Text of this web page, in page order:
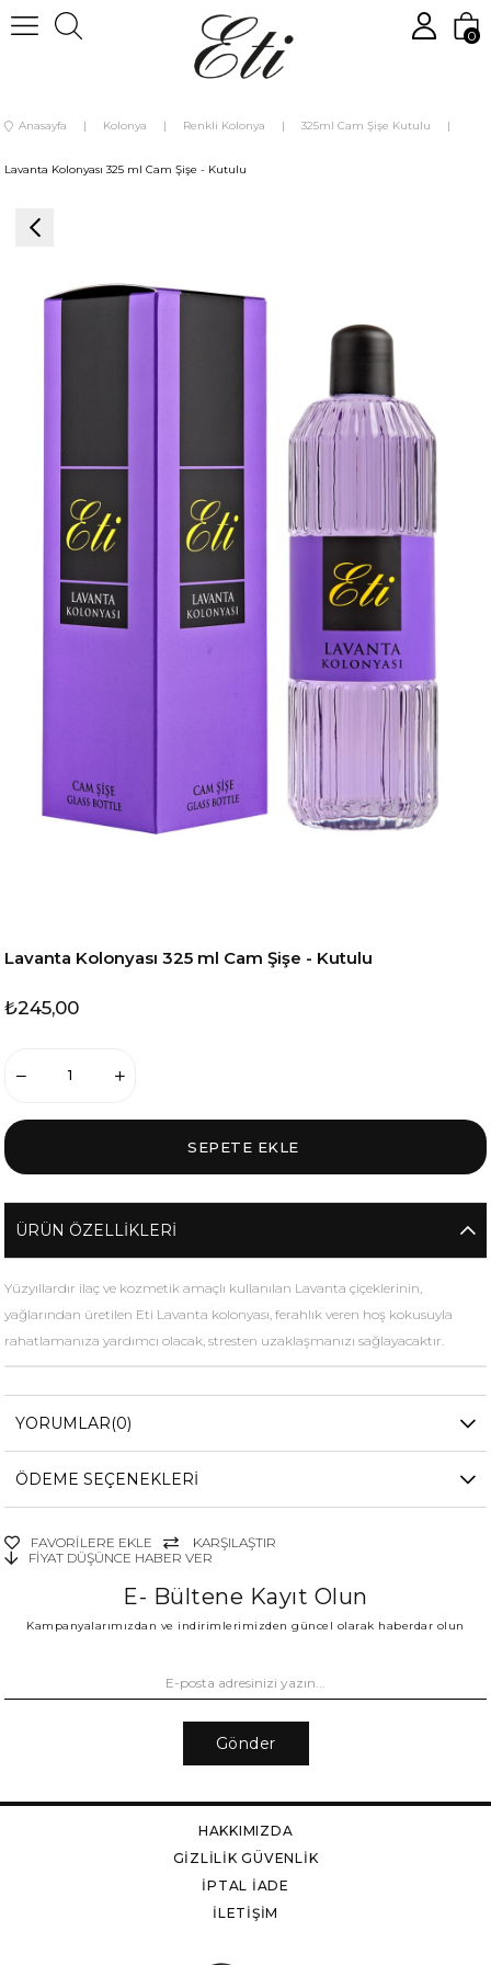
0
Anasayfa Kolonya Renkli Kolonya 325ml Cam Şişe Kutulu
Lavanta Kolonyası 325 ml Cam Şişe - Kutulu
Lavanta Kolonyası 325 ml Cam Şişe - Kutulu
₺245,00
ÜRÜN ÖZELLIKLERI
Yüzyıllardır ilaç ve kozmetik amaçlı kullanılan Lavanta çiçeklerinin,
yağlarından üretilen Eti Lavanta kolonyası, ferahlık veren hoş kokusuyla
rahatlamanıza yardımcı olacak, stresten uzaklaşmanızı sağlayacaktır.
YORUMLAR(0)
ÖDEME SEÇENEKLERI
FAVORILERE EKLE
KARŞILAŞTIR
FIYAT DÜŞÜNCE HABER VER
E- Bültene Kayıt Olun
Kampanyalarımızdan ve indirimlerimizden güncel olarak haberdar olun
Gönder
HAKKIMIZDA
GİZLİLİK GÜVENLİK
İPTAL İADE
İLETİŞİM